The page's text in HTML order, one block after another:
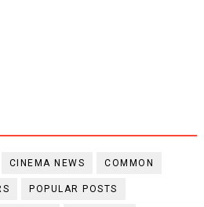
CINEMA NEWS COMMON
POPULAR POSTS